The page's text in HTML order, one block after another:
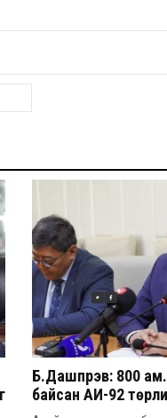
Б.Дашпүрэв: 800
байсан АИ-92
851 ам.доллар